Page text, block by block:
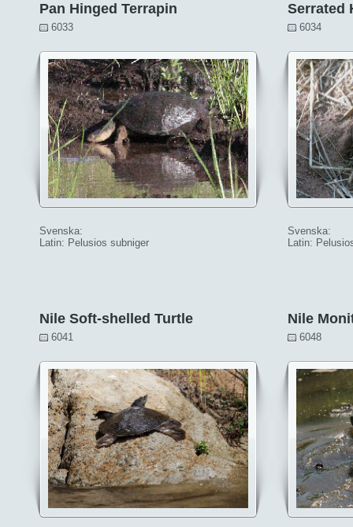
Pan Hinged Terrapin
6033
Svenska:
Latin: Pelusios subniger
Serrated
6034
Svenska:
Latin:
Nile Soft-shelled Turtle
6041
Nile
6048